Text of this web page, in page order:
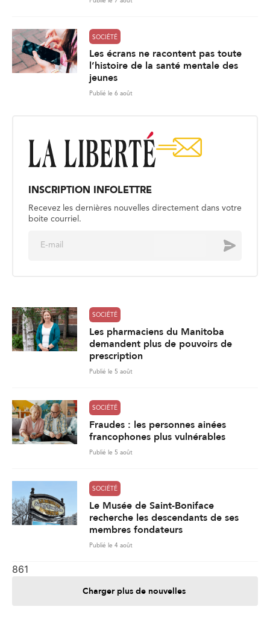
SOCIÉTÉ
Les écrans ne racontent pas toute
l’histoire de la santé mentale des
jeunes
Publié le 6 août
INSCRIPTION INFOLETTRE
Recevez les dernières nouvelles directement dans votre
boite courriel.
Envoyer
SOCIÉTÉ
Les pharmaciens du Manitoba
demandent plus de pouvoirs de
prescription
Publié le 5 août
SOCIÉTÉ
Fraudes : les personnes ainées
francophones plus vulnérables
Publié le 5 août
SOCIÉTÉ
Le Musée de Saint-Boniface
recherche les descendants de ses
membres fondateurs
Publié le 4 août
861
Charger plus de nouvelles